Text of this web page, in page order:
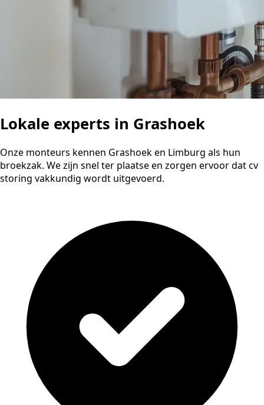
Lokale experts in Grashoek
Onze monteurs kennen Grashoek en Limburg als hun
broekzak. We zijn snel ter plaatse en zorgen ervoor dat cv
storing vakkundig wordt uitgevoerd.